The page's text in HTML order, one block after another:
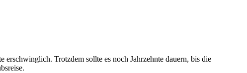
Trotzdem sollte es noch Jahrzehnte dauern, bis die